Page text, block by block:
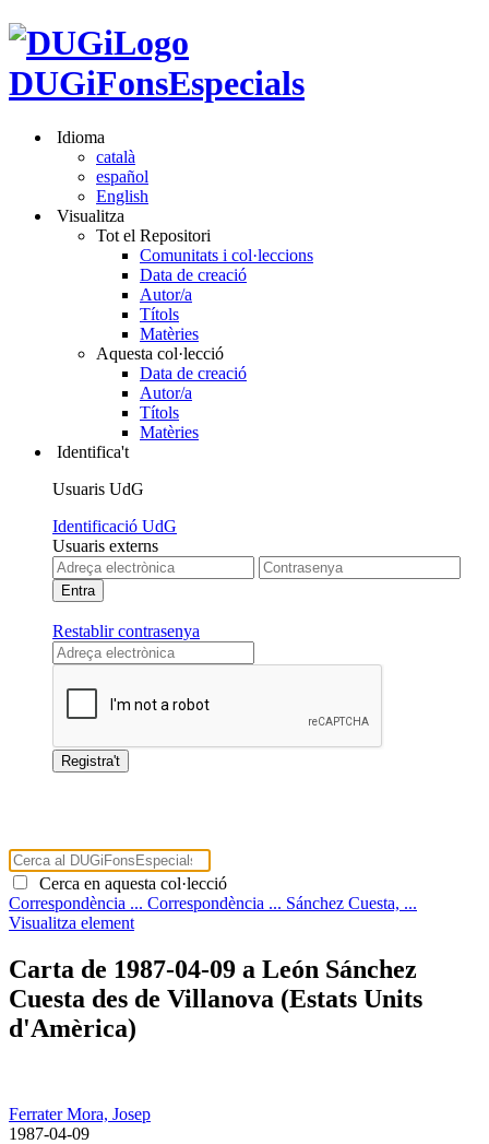
DUGiFonsEspecials
Idioma
català
español
English
Visualitza
Tot el Repositori
Comunitats i col·leccions
Data de creació
Autor/a
Títols
Matèries
Aquesta col·lecció
Data de creació
Autor/a
Títols
Matèries
Identifica't
Usuaris UdG
Identificació UdG
Usuaris externs
Restablir contrasenya
Cerca en aquesta col·lecció
Correspondència ... Correspondència ... Sánchez Cuesta, ...
Visualitza element
Carta de 1987-04-09 a León Sánchez
Cuesta des de Villanova (Estats Units
d'Amèrica)
Ferrater Mora, Josep
​ 1987-04-09